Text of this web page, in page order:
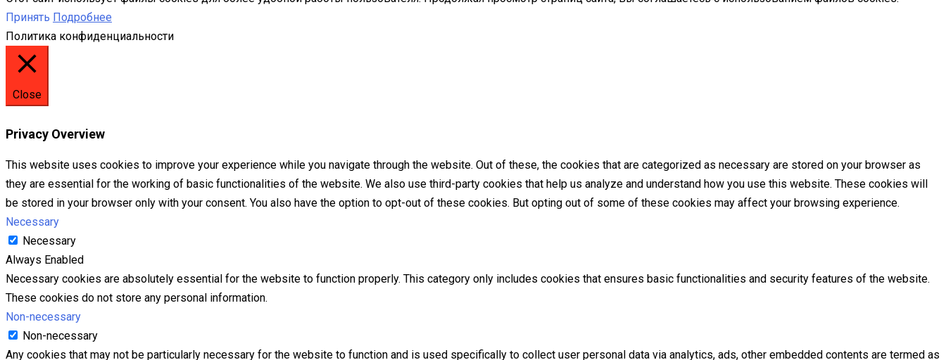
Принять Подробнее
Политика конфиденциальности
Close
Privacy Overview
This website uses cookies to improve your experience while you navigate through the website. Out of these, the cookies that are categorized as necessary are stored on your browser as
they are essential for the working of basic functionalities of the website. We also use third-party cookies that help us analyze and understand how you use this website. These cookies will
be stored in your browser only with your consent. You also have the option to opt-out of these cookies. But opting out of some of these cookies may affect your browsing experience.
Necessary
Necessary
Always Enabled
Necessary cookies are absolutely essential for the website to function properly. This category only includes cookies that ensures basic functionalities and security features of the website.
These cookies do not store any personal information.
Non-necessary
Non-necessary
Any cookies that may not be particularly necessary for the website to function and is used specifically to collect user personal data via analytics, ads, other embedded contents are termed as